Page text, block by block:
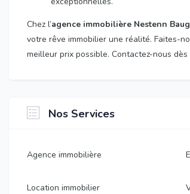
Chez l’agence immobilière Nestenn
votre rêve immobilier une réalité. Faites-
meilleur prix possible. Contactez-nous
Nos Services
Agence immobilière
Location immobilier